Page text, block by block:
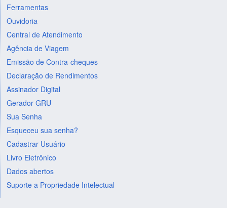
Ferramentas
Ouvidoria
Central de Atendimento
Agência de Viagem
Emissão de Contra-cheques
Declaração de Rendimentos
Assinador Digital
Gerador GRU
Sua Senha
Esqueceu sua senha?
Cadastrar Usuário
Livro Eletrônico
Dados abertos
Suporte a Propriedade Intelectual